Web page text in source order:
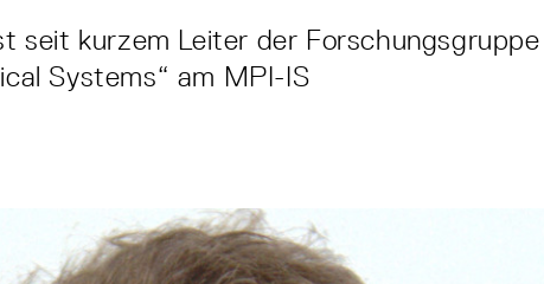
seit kurzem Leiter der Forschungsgruppe
Systems“ am MPI-IS